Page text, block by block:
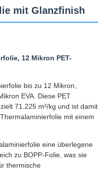
mit Glanzfinish
12 Mikron PET-
bis zu 12 Mikron,
EVA. Diese PET
71.225 m²/kg und ist damit
mit einem
eine überlegene
zu BOPP-Folie, was sie
thermische